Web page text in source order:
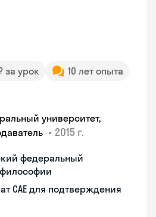
за урок
10 лет опыта
университет,
• 2015 г.
федеральный
CAE для подтверждения